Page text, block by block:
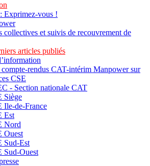
Exprimez-vous !
collectives et suivis de recouvrement de
articles publiés
rendus CAT-intérim Manpower sur
CSE
- Section nationale CAT
Siège
Ile-de-France
Est
Nord
Ouest
Sud-Est
Sud-Ouest